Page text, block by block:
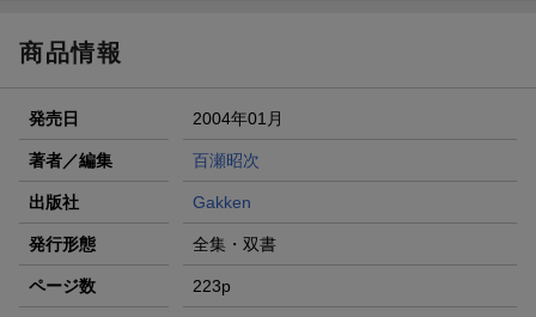
商品情報
発売日 2004年01月
著者／編集 百瀬昭次
出版社 Gakken
発行形態 全集・双書
ページ数 223p